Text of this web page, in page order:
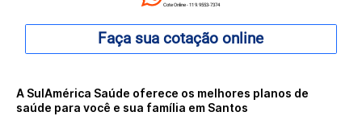
Faça sua cotação online
Cote Online - 11 9.9553-7374
A SulAmérica Saúde oferece os melhores planos de
saúde para você e sua família em Santos